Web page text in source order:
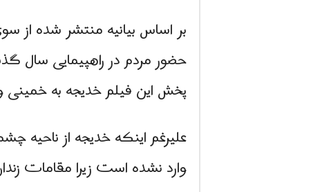
بر اساس بیانیه منتشر شده
حضور مردم در راهپیمایی
پخش این فیلم خدیجه به خمینی
علیرغم اینکه خدیجه از ناحیه
وارد نشده است زیرا مقامات